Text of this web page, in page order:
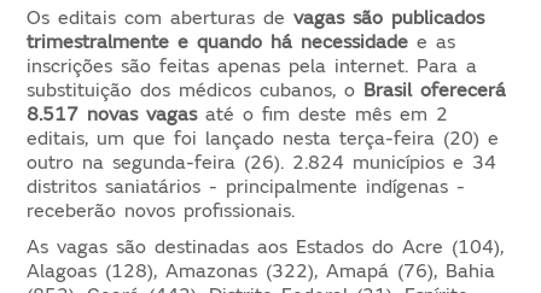
Os editais com aberturas devagas são publicados
trimestralmente e quando há necessidade e as
inscrições são feitas apenas pela internet. Para a
substituição dos médicos cubanos, o Brasil oferecerá
8.517 novas vagasaté o fim deste mês em 2
editais, um que foi lançado nesta terça-feira (20) e
outro na segunda-feira (26). 2.824 municípios e 34
distritos saniatários - principalmente indígenas -
receberão novos profissionais.
As vagas são destinadas aos Estados do Acre (104),
Alagoas (128), Amazonas (322), Amapá (76), Bahia